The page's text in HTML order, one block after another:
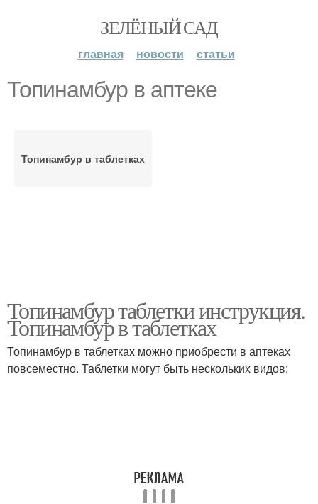
ЗЕЛЁНЫЙ САД
главная новости статьи
Топинамбур в аптеке
Топинамбур в таблетках
Топинамбур таблетки инструкция.
Топинамбур в таблетках
Топинамбур в таблетках можно приобрести в аптеках
повсеместно. Таблетки могут быть нескольких видов: